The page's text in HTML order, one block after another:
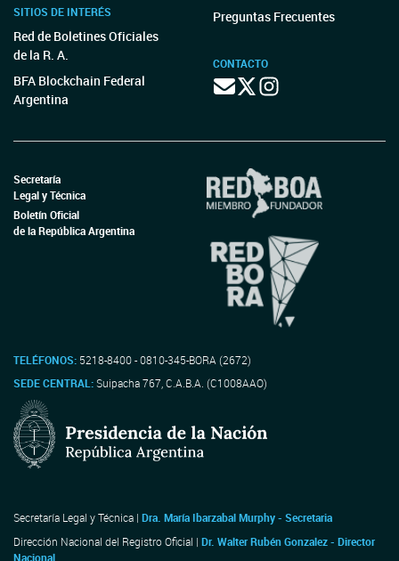
SITIOS DE INTERÉS
Red de Boletines Oficiales
de la R. A.
BFA Blockchain Federal
Argentina
Preguntas Frecuentes
CONTACTO
Secretaría
Legal y Técnica
Boletín Oficial
de la República Argentina
TELÉFONOS: 5218-8400 - 0810-345-BORA (2672)
SEDE CENTRAL:Suipacha 767, C.A.B.A. (C1008AAO)
Secretaría Legal y Técnica | Dra. María Ibarzabal Murphy - Secretaria
Dirección Nacional del Registro Oficial | Dr. Walter Rubén Gonzalez - Director
Nacional